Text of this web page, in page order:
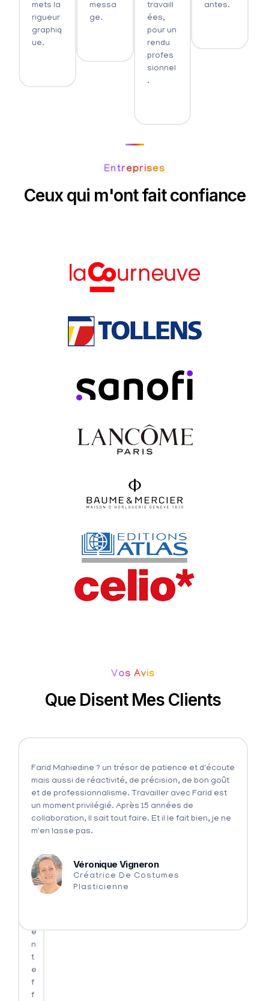
mets la
rigueur
graphiq
ue.
messa
ge.
travaill
ées,
pour un
rendu
profes
sionnel
.
antes.
Entreprises
Ceux qui m'ont fait confiance
Vos Avis
Que Disent Mes Clients
T
o
u
j
o
u
d
e
n
e
h
u
m
e
P
a
r
t
i
c
i
è
e
n
t
e
f
f
Farid Mahiedine ? un trésor de patience et d'écoute
mais aussi de réactivité, de précision, de bon goût
et de professionnalisme. Travailler avec Farid est
un moment privilégié. Après 15 années de
collaboration, Il sait tout faire. Et il le fait bien, je ne
m'en lasse pas.
Véronique Vigneron
Créatrice De Costumes
Plasticienne